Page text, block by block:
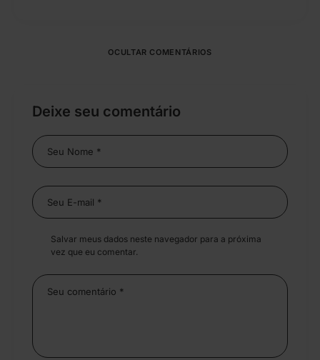
OCULTAR COMENTÁRIOS
Deixe seu comentário
Salvar meus dados neste navegador para a próxima
vez que eu comentar.